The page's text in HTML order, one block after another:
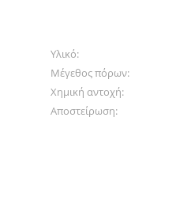
Υλικό:
Μέγεθος πόρων:
Χημική αντοχή:
Αποστείρωση: